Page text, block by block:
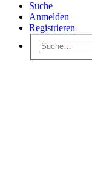
Suche
Anmelden
Registrieren